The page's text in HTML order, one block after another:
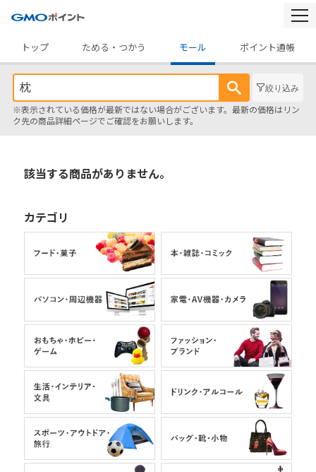
トップ
ためる・つかう モール ポイント通帳
絞り込み
※表示されている価格が最新ではない場合がございます。最新の価格はリン
ク先の商品詳細ページでご確認をお願いします。
該当する商品がありません。
カテゴリ